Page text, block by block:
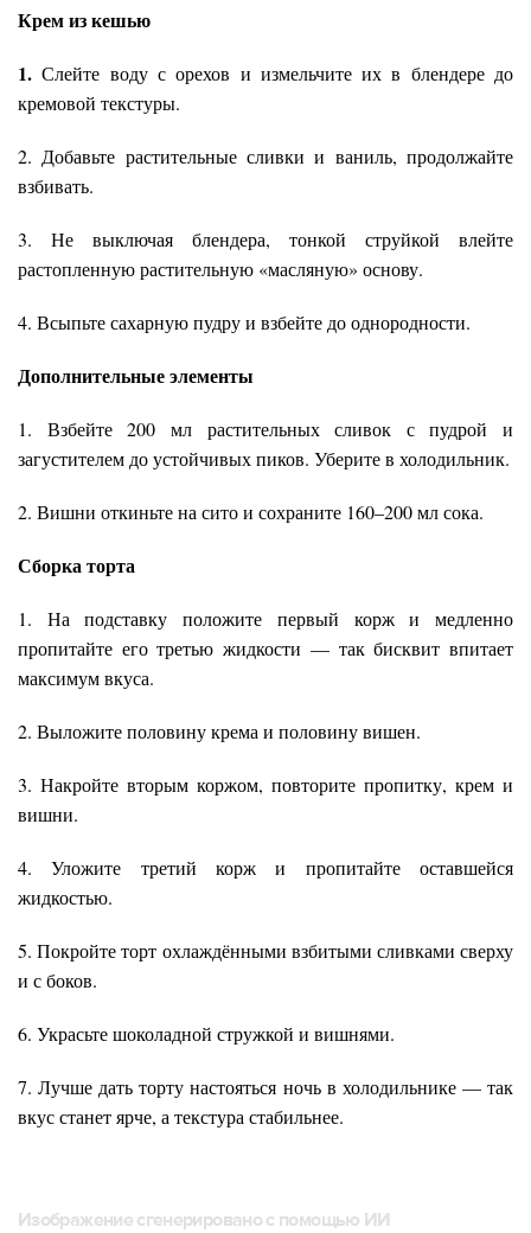
Крем из кешью
1.Слейте воду с орехов и измельчите их в блендере до
кремовой текстуры.
2. Добавьте растительные сливки и ваниль, продолжайте
взбивать.
3. Не выключая блендера, тонкой струйкой влейте
растопленную растительную «масляную» основу.
4. Всыпьте сахарную пудру и взбейте до однородности.
Дополнительные элементы
1. Взбейте 200 мл растительных сливок с пудрой и
загустителем до устойчивых пиков. Уберите в холодильник.
2. Вишни откиньте на сито и сохраните 160–200 мл сока.
Сборка торта
1. На подставку положите первый корж и медленно
пропитайте его третью жидкости — так бисквит впитает
максимум вкуса.
2. Выложите половину крема и половину вишен.
3. Накройте вторым коржом, повторите пропитку, крем и
вишни.
4. Уложите третий корж и пропитайте оставшейся
жидкостью.
5. Покройте торт охлаждёнными взбитыми сливками сверху
и с боков.
6. Украсьте шоколадной стружкой и вишнями.
7. Лучше дать торту настояться ночь в холодильнике — так
вкус станет ярче, а текстура стабильнее.
Изображение сгенерировано с помощью ИИ